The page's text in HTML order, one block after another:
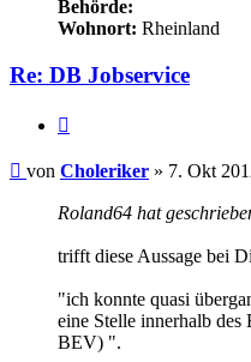
Behörde:
Wohnort: Rheinland
Re: DB Jobservice
Beitrag
von Choleriker » 7. Okt
Roland64 hat
trifft diese Aussage bei
"ich konnte quasi
eine Stelle innerhalb des
BEV) ".